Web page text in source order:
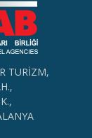
TURİZM,